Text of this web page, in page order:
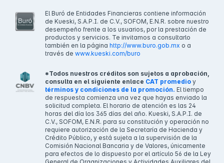
El Buró de Entidades Financieras contiene información
de Kueski, S.A.P.I. de C.V., SOFOM, E.N.R. sobre nuestro
desempeño frente a los usuarios, por la prestación de
productos y servicios. Te invitamos a consultarlo
también en la página http://www.buro.gob.mx o a
través de www.kueski.com/buro
*Todos nuestros créditos son sujetos a aprobación,
consulta en el siguiente enlace CAT promedio y
términos y condiciones de la promoción. El tiempo
de respuesta comienza una vez que hayas enviado la
solicitud completa. El horario de atención es las 24
horas del día los 365 días del año. Kueski, S.A.P.I. de
C.V., SOFOM, E.N.R. para su constitución y operación no
requiere autorización de la Secretaría de Hacienda y
Crédito Público, y está sujeta a la supervisión de la
Comisión Nacional Bancaria y de Valores, únicamente
para efectos de lo dispuesto por el artículo 56 de la Ley